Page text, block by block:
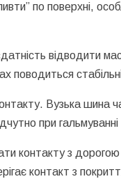
по поверхні,
відводити
поводиться
Вузька шина
при гальмуванні
контакту з дорогою
контакт з